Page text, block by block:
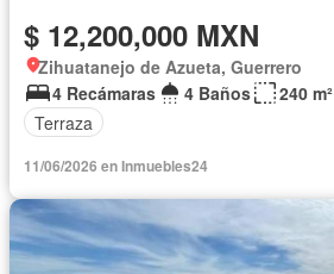
$ 12,200,000 MXN
Zihuatanejo de Azueta, Guerrero
4 Recámaras
4 Baños
240 m²
Terraza
11/06/2026 en Inmuebles24